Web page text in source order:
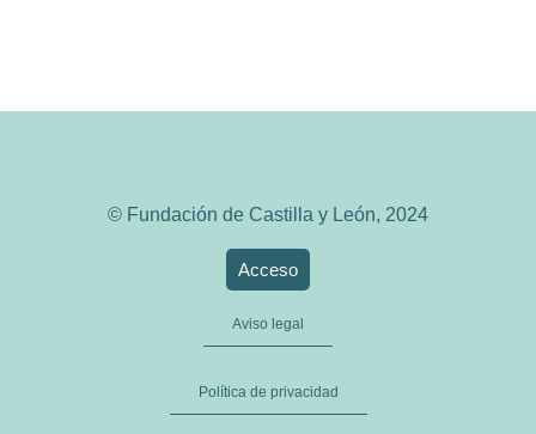
© Fundación de Castilla y León, 2024
Acceso
Aviso legal
Política de privacidad